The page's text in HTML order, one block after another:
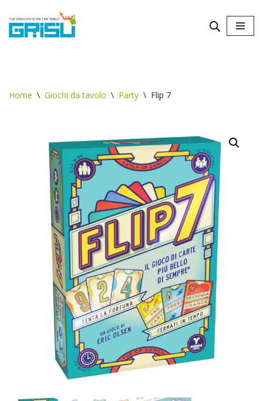
Vai
Home \ Giochi da tavolo \ Party \ Flip 7